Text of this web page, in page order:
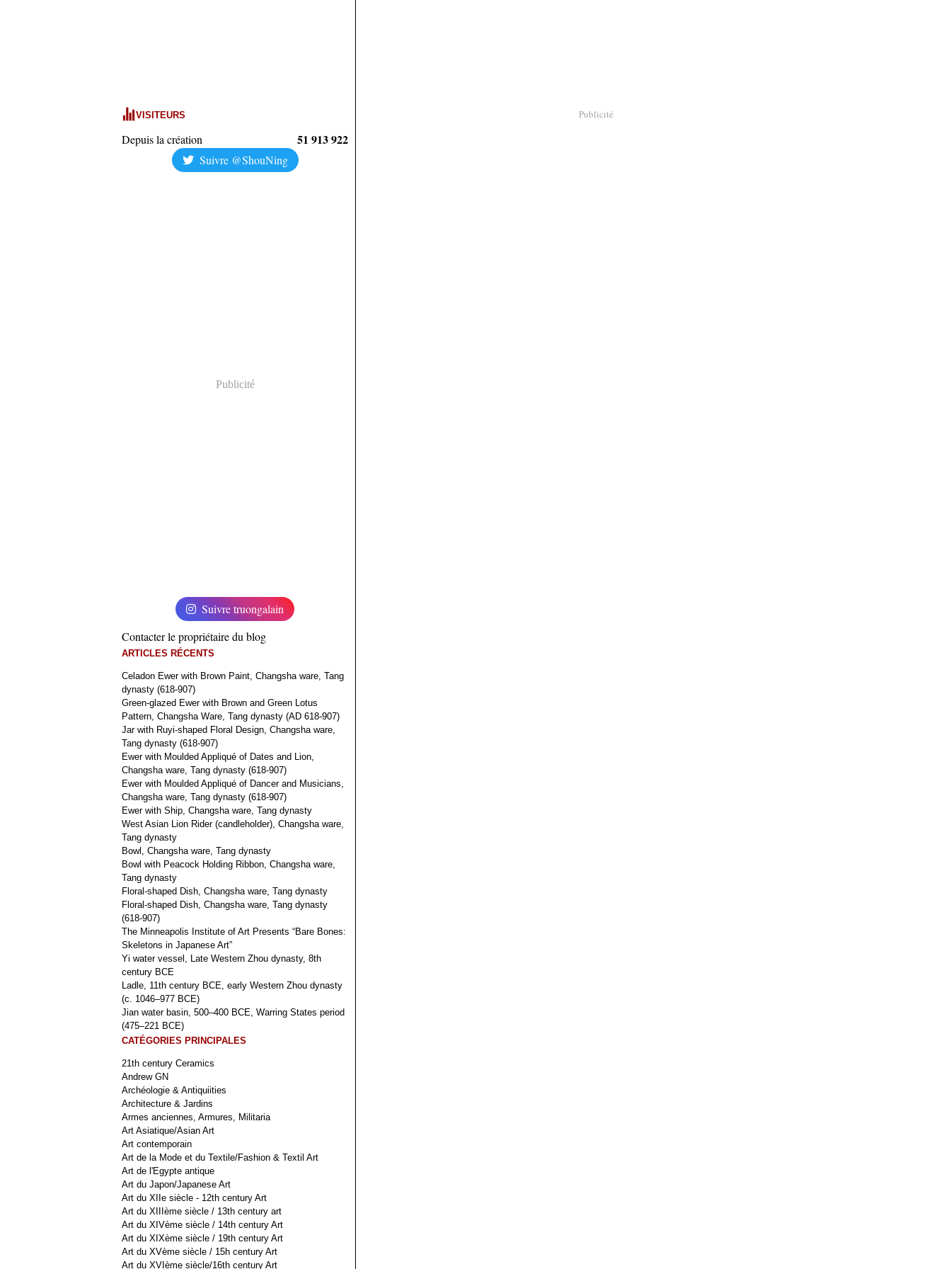
VISITEURS
Depuis la création 51 913 922
Suivre @ShouNing
Publicité
Suivre truongalain
Contacter le propriétaire du blog
ARTICLES RÉCENTS
Celadon Ewer with Brown Paint, Changsha ware, Tang
dynasty (618-907)
Green-glazed Ewer with Brown and Green Lotus
Pattern, Changsha Ware, Tang dynasty (AD 618-907)
Jar with Ruyi-shaped Floral Design, Changsha ware,
Tang dynasty (618-907)
Ewer with Moulded Appliqué of Dates and Lion,
Changsha ware, Tang dynasty (618-907)
Ewer with Moulded Appliqué of Dancer and Musicians,
Changsha ware, Tang dynasty (618-907)
Ewer with Ship, Changsha ware, Tang dynasty
West Asian Lion Rider (candleholder), Changsha ware,
Tang dynasty
Bowl, Changsha ware, Tang dynasty
Bowl with Peacock Holding Ribbon, Changsha ware,
Tang dynasty
Floral-shaped Dish, Changsha ware, Tang dynasty
Floral-shaped Dish, Changsha ware, Tang dynasty
(618-907)
The Minneapolis Institute of Art Presents “Bare Bones:
Skeletons in Japanese Art”
Yi water vessel, Late Western Zhou dynasty, 8th
century BCE
Ladle, 11th century BCE, early Western Zhou dynasty
(c. 1046–977 BCE)
Jian water basin, 500–400 BCE, Warring States period
(475–221 BCE)
CATÉGORIES PRINCIPALES
21th century Ceramics
Andrew GN
Archéologie & Antiquiities
Architecture & Jardins
Armes anciennes, Armures, Militaria
Art Asiatique/Asian Art
Art contemporain
Art de la Mode et du Textile/Fashion & Textil Art
Art de l'Egypte antique
Art du Japon/Japanese Art
Art du XIIe siècle - 12th century Art
Art du XIIIème siècle / 13th century art
Art du XIVème siècle / 14th century Art
Art du XIXème siècle / 19th century Art
Art du XVème siècle / 15h century Art
Art du XVIème siècle/16th century Art
Publicité